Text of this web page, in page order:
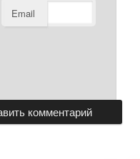
Email